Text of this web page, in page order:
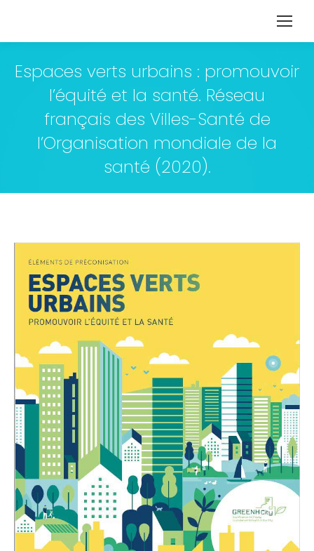
Espaces verts urbains : promouvoir
l’équité et la santé. Réseau
français des Villes-Santé de
l’Organisation mondiale de la
santé (2020).